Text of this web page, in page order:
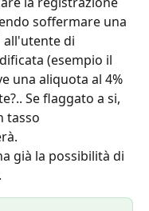
soffermare una
all'utente di
(esempio il
una aliquota al 4%
Se flaggato a si,
tasso
già la possibilità di